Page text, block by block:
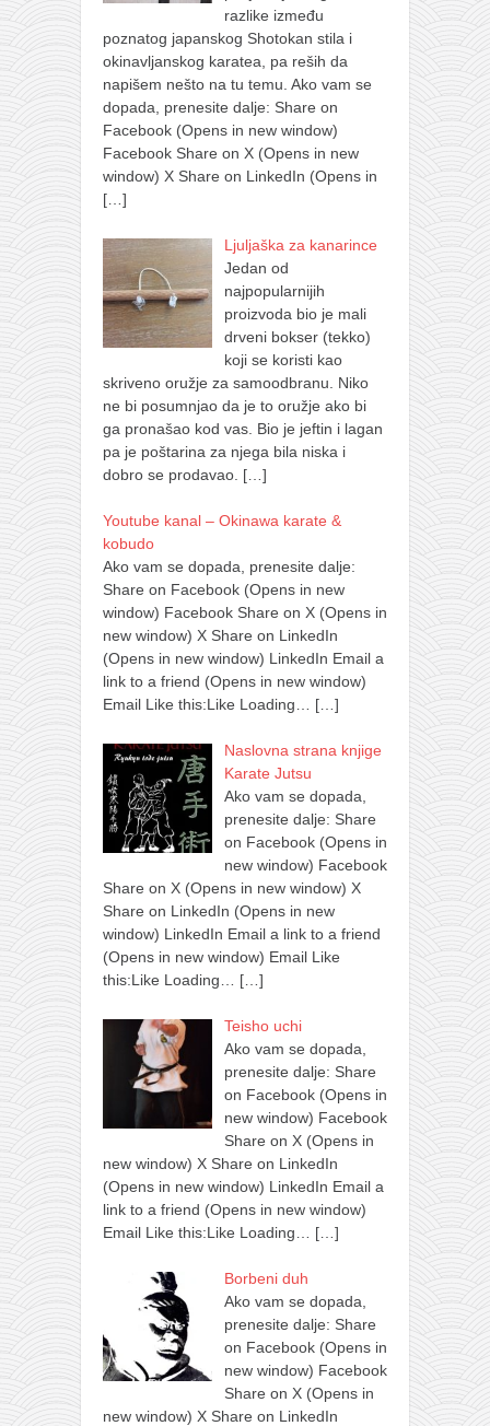
razlike između
poznatog japanskog Shotokan stila i
okinavljanskog karatea, pa reših da
napišem nešto na tu temu. Ako vam se
dopada, prenesite dalje: Share on
Facebook (Opens in new window)
Facebook Share on X (Opens in new
window) X Share on LinkedIn (Opens in
[…]
Ljuljaška za kanarince
Jedan od
najpopularnijih
proizvoda bio je mali
drveni bokser (tekko)
koji se koristi kao
skriveno oružje za samoodbranu. Niko
ne bi posumnjao da je to oružje ako bi
ga pronašao kod vas. Bio je jeftin i lagan
pa je poštarina za njega bila niska i
dobro se prodavao. […]
Youtube kanal – Okinawa karate &
kobudo
Ako vam se dopada, prenesite dalje:
Share on Facebook (Opens in new
window) Facebook Share on X (Opens in
new window) X Share on LinkedIn
(Opens in new window) LinkedIn Email a
link to a friend (Opens in new window)
Email Like this:Like Loading…
[…]
Naslovna strana knjige
Karate Jutsu
Ako vam se dopada,
prenesite dalje: Share
on Facebook (Opens in
new window) Facebook
Share on X (Opens in new window) X
Share on LinkedIn (Opens in new
window) LinkedIn Email a link to a friend
(Opens in new window) Email Like
this:Like Loading…
[…]
Teisho uchi
Ako vam se dopada,
prenesite dalje: Share
on Facebook (Opens in
new window) Facebook
Share on X (Opens in
new window) X Share on LinkedIn
(Opens in new window) LinkedIn Email a
link to a friend (Opens in new window)
Email Like this:Like Loading…
[…]
Borbeni duh
Ako vam se dopada,
prenesite dalje: Share
on Facebook (Opens in
new window) Facebook
Share on X (Opens in
new window) X Share on LinkedIn